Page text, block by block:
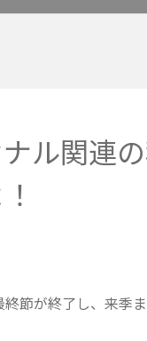
ル関連
節が終了し、来季